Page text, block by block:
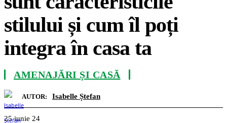
stilului și cum îl poți
integra în casa ta
AMENAJĂRI ȘI CASĂ
AUTOR: Isabelle Ștefan
25 iunie 24